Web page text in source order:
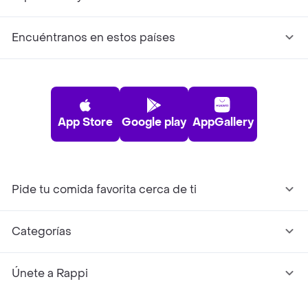
Encuéntranos en estos países
App Store Google play AppGallery
Pide tu comida favorita cerca de ti
Categorías
Únete a Rappi